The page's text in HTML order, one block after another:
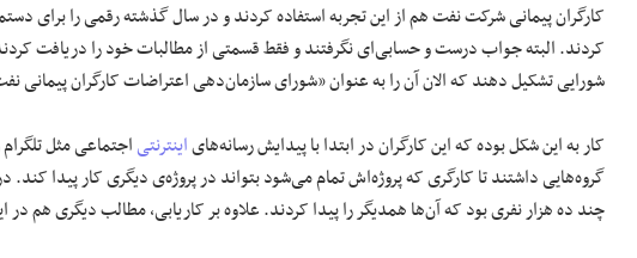
کارگران پیمانی شرکت نفت هم از این تجربه استفاده کردند و در سال گذشته رقمی را برای
کردند. البته جواب درست و حسابی‌ای نگرفتند و فقط قسمتی از مطالبات خود را دریافت
شورایی تشکیل ‌دهند که الان آن را به عنوان «شورای سازمان‌دهی اعتراضات کارگران پیمانی
کار به این شکل بوده که این کارگران در ابتدا با پیدایش رسانه‌هایاینترنتیاجتماعی مثل
گروه‌هایی داشتند تا کارگری که پروژه‌اش تمام می‌شود بتواند در پروژه‌ی دیگری کار پیدا کند.
چند ده هزار نفری بود که آن‌ها همدیگر را پیدا کردند. علاوه بر کاریابی، مطالب دیگری هم